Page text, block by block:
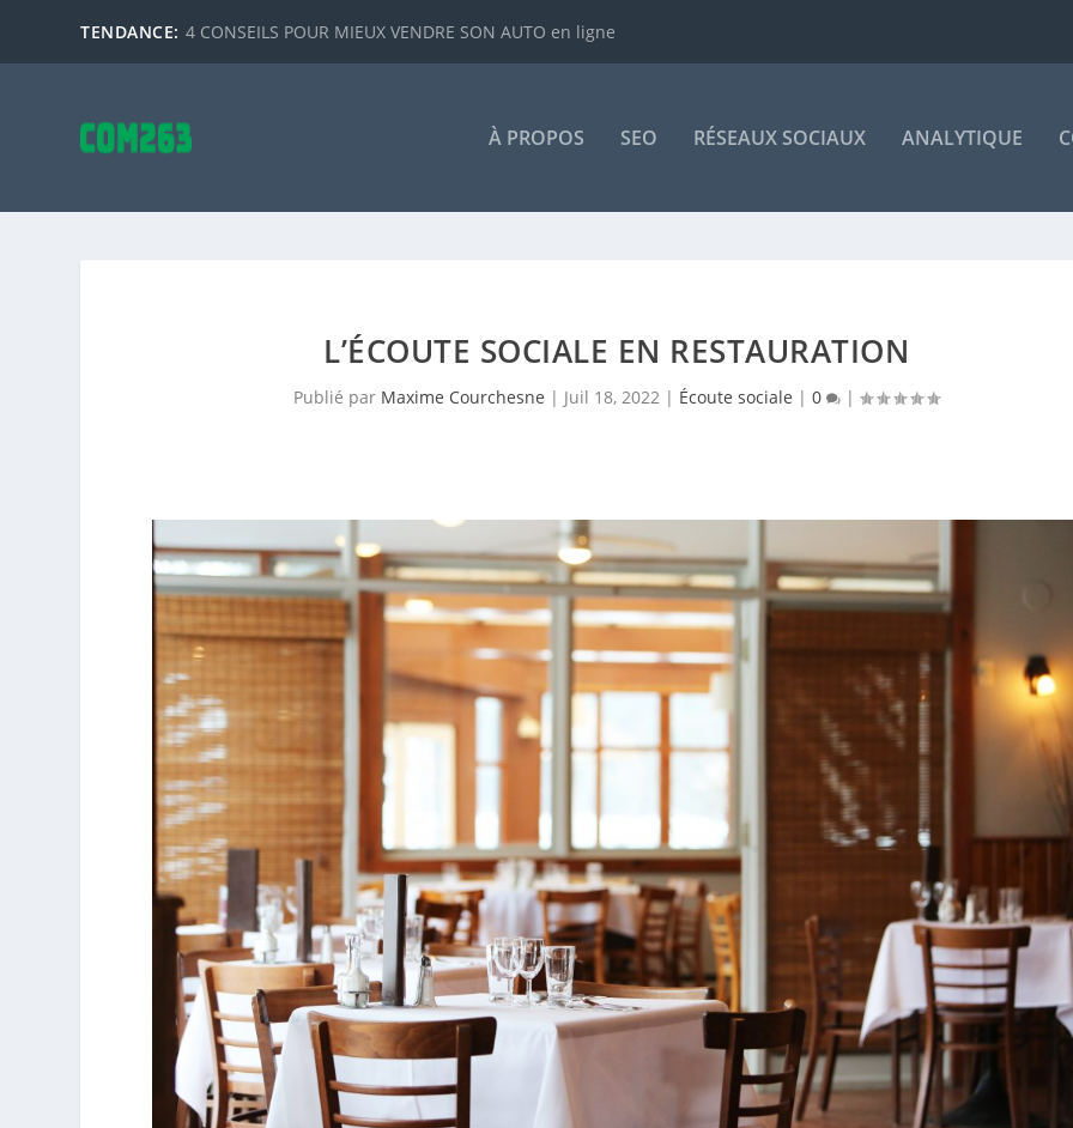
TENDANCE: 4 CONSEILS POUR MIEUX VENDRE SON AUTO en ligne
À PROPOS SEO RÉSEAUX SOCIAUX ANALYTIQUE
L’ÉCOUTE SOCIALE EN RESTAURATION
Publié par Maxime Courchesne | Juil 18, 2022 | Écoute sociale |0 |